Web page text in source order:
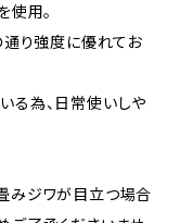
使用。
通り強度に優れてお
る為、日常使いしや
みジワが目立つ場合